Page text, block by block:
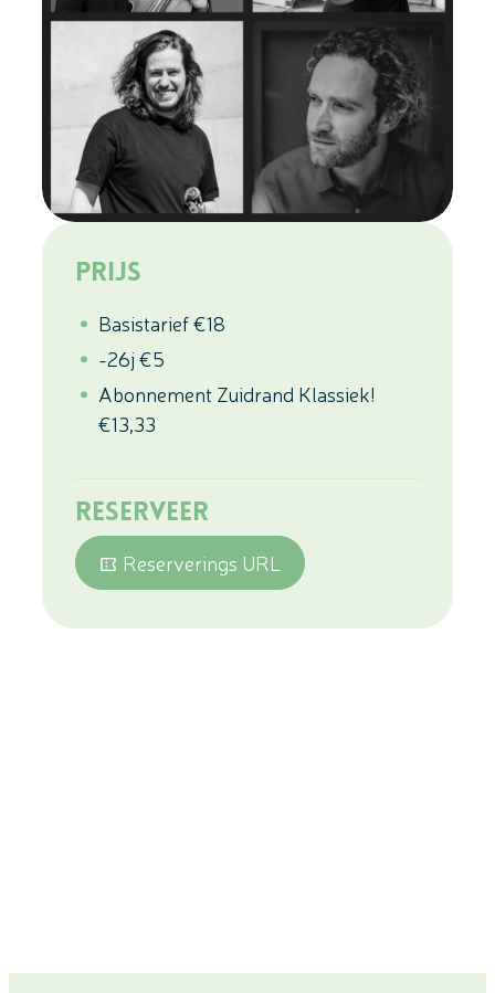
Prijs
Basistarief€18
-26j €5
Abonnement Zuidrand Klassiek!
€13,33
Reserveer
Reserverings URL